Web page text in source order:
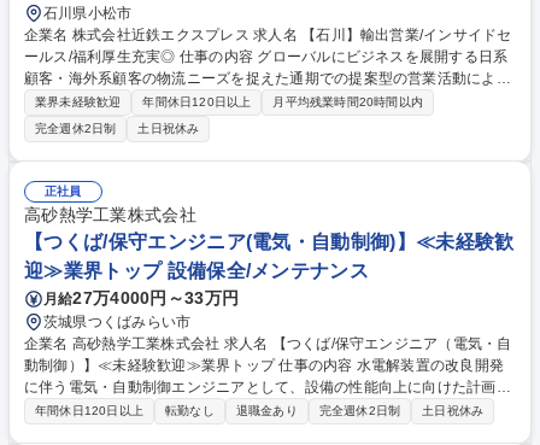
石川県小松市
企業名 株式会社近鉄エクスプレス 求人名 【石川】輸出営業/インサイドセ
ールス/福利厚生充実◎ 仕事の内容 グローバルにビジネスを展開する日系
顧客・海外系顧客の物流ニーズを捉えた通期での提案型の営業活動によ
り、輸出ビジネスの拡大を行って頂きます。 【業務内容】 本部署は、経
営計画2027にて掲げる航空物量100万トン・海上物量100万TEU達成に向
け、日本発海上輸送における物量拡大の役割を担います。 日本国外のお客
様のもとへ、納期までに遅延なく貨物を届けるために、顧客様の総合窓口
として、輸送サービス提案や顧客サポートなどを行なっていただきます。
業務内容の変更の範囲：変更なし 募集職種 【石川】輸出営業/インサイド
セールス/福利厚生充実◎
業界未経験歓迎 年間休日120日以上
月平均残業時間20時間以内
完全週休2日制
土日祝休み
正社員
高砂熱学工業株式会社
【つくば/保守エンジニア(電気・自動制御)】≪未経験歓
迎≫業界トップ 設備保全/メンテナンス
月給27万4000円～33万円
茨城県つくばみらい市
企業名 高砂熱学工業株式会社 求人名 【つくば/保守エンジニア（電気・自
動制御）】≪未経験歓迎≫業界トップ 仕事の内容 水電解装置の改良開発
に伴う電気・自動制御エンジニアとして、設備の性能向上に向けた計画・
保守・点検業務をお任せします。PLC制御や電気設備の知見を活かし、水
年間休日120日以上 転勤なし 退職金あり 完全週休2日制 土日祝休み